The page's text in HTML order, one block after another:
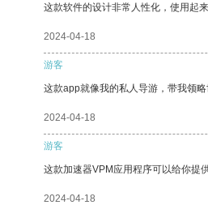
这款软件的设计非常人性化，使用起来
2024-04-18
游客
这款app就像我的私人导游，带我领略
2024-04-18
游客
这款加速器VPM应用程序可以给你提
2024-04-18